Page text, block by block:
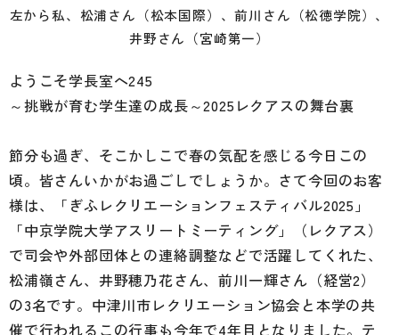
左から私、松浦さん（松本国際）、前川さん（松徳学院）、
井野さん（宮崎第一）
ようこそ学長室へ245
～挑戦が育む学生達の成長～2025レクアスの舞台裏
節分も過ぎ、そこかしこで春の気配を感じる今日この
頃。皆さんいかがお過ごしでしょうか。さて今回のお客
様は、「ぎふレクリエーションフェスティバル2025」
「中京学院大学アスリートミーティング」（レクアス）
で司会や外部団体との連絡調整などで活躍してくれた、
松浦嶺さん、井野穂乃花さん、前川一輝さん（経営2）
の3名です。中津川市レクリエーション協会と本学の共
催で行われるこの行事も今年で4年目となりました。テ